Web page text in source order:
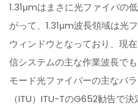
1.31μmはまさに光ファイバの
がって、1.31μm波長領域は光
ウィンドウとなっており、現
信システムの主な作業波長で
モード光ファイバーの主なパ
（ITU）ITU-TのG652勧告で